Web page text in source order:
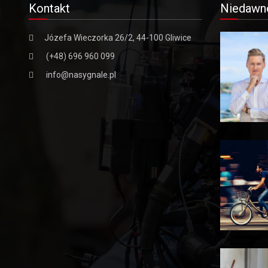
Kontakt
Józefa Wieczorka 26/2, 44-100 Gliwice
(+48) 696 960 099
info@nasygnale.pl